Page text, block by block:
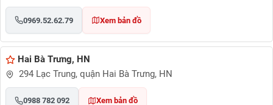
0969.52.62.79 Xem bản đồ
Hai Bà Trưng, HN
294 Lạc Trung, quận Hai Bà Trưng, HN
0988 782 092 Xem bản đồ